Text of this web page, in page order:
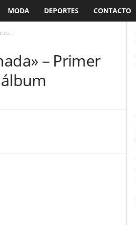
MODA DEPORTES CONTACTO
su...
– Primer